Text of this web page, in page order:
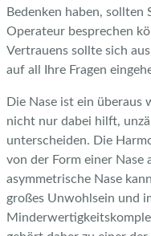
Bedenken haben, sollten
Operateur besprechen
Vertrauens sollte sich
auf all Ihre Fragen
Die Nase ist ein überaus
nicht nur dabei hilft,
unterscheiden. Die
von der Form einer Nase
asymmetrische Nase
großes Unwohlsein und